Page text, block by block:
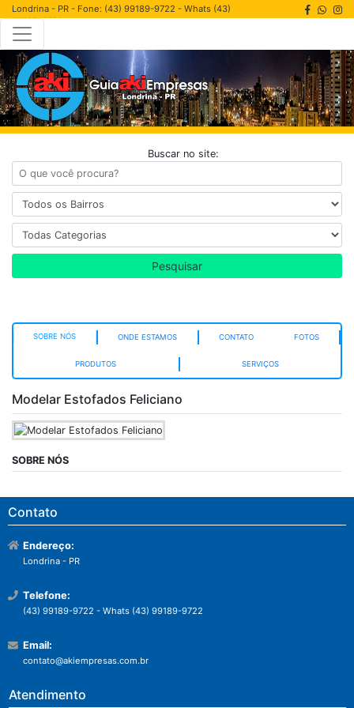
Londrina - PR - Fone: (43) 99189-9722 - Whats (43)
99189-9722
Buscar no site:
Pesquisar
SOBRE NÓS ONDE ESTAMOS CONTATO FOTOS
PRODUTOS SERVIÇOS
Modelar Estofados Feliciano
SOBRE NÓS
Contato
Endereço:
Londrina - PR
Telefone:
(43) 99189-9722 - Whats (43) 99189-9722
Email:
contato@akiempresas.com.br
Atendimento